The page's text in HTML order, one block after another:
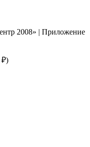
2008» | Приложение
₽)